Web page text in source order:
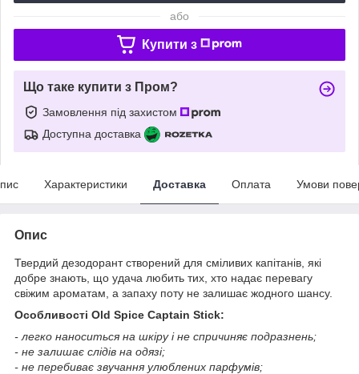
або
Купити з
Що таке купити з Пром?
Замовлення під захистом
Доступна доставка
Характеристики Доставка Оплата Умови
Опис
Твердий дезодорант створений для сміливих капітанів, які
добре знають, що удача любить тих, хто надає перевагу
свіжим ароматам, а запаху поту не залишає жодного шансу.
Особливості Old Spice Captain Stick:
- легко наноситься на шкіру і не спричиняє подразнень;
- не залишає слідів на одязі;
- не перебиває звучання улюблених парфумів;